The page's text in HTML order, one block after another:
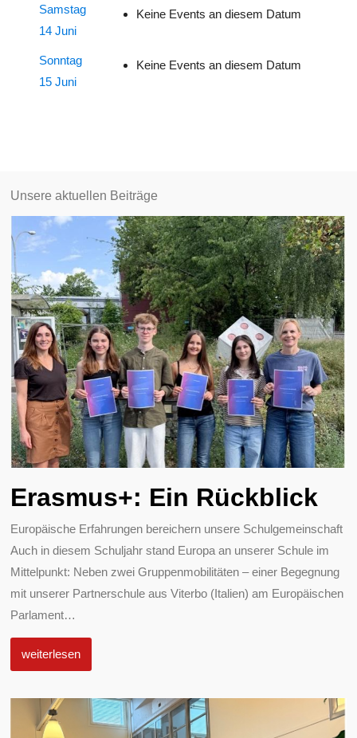
Samstag
14 Juni
Keine Events an diesem Datum
Sonntag
15 Juni
Keine Events an diesem Datum
Unsere aktuellen Beiträge
Erasmus+: Ein Rückblick
Europäische Erfahrungen bereichern unsere Schulgemeinschaft
Auch in diesem Schuljahr stand Europa an unserer Schule im
Mittelpunkt: Neben zwei Gruppenmobilitäten – einer Begegnung
mit unserer Partnerschule aus Viterbo (Italien) am Europäischen
Parlament…
weiterlesen